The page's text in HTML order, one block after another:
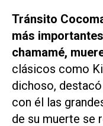
Tránsito
más
chamamé,
clásicos como
dichoso,
con él las
de su muerte se